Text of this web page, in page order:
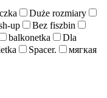
Duże rozmiary
up
Bez fiszbin
balkonetka
Dla
Spacer.
мягкая